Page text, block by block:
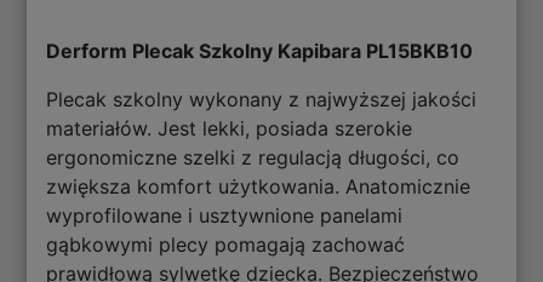
Derform Plecak Szkolny Kapibara PL15BKB10
Plecak szkolny wykonany z najwyższej jakości
materiałów. Jest lekki, posiada szerokie
ergonomiczne szelki z regulacją długości, co
zwiększa komfort użytkowania. Anatomicznie
wyprofilowane i usztywnione panelami
gąbkowymi plecy pomagają zachować
prawidłową sylwetkę dziecka. Bezpieczeństwo